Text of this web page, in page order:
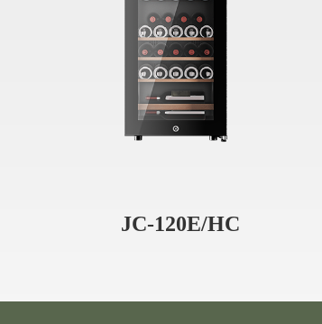
JC-120E/HC